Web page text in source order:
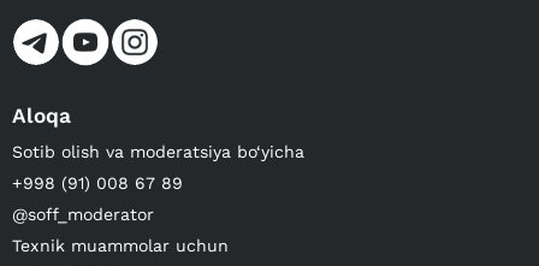
Aloqa
Sotib olish va moderatsiya bo‘yicha
+998 (91) 008 67 89
@soff_moderator
Texnik muammolar uchun